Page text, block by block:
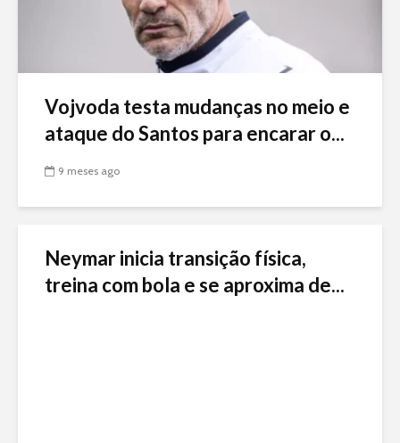
Vojvoda testa mudanças no meio e
ataque do Santos para encarar o...
9 meses ago
Neymar inicia transição física,
treina com bola e se aproxima de...